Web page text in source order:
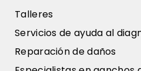
Talleres
Servicios de ayuda al
Reparación de daños